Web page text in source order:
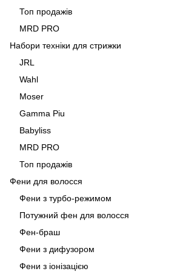
Топ продажів
MRD PRO
Набори техніки для стрижки
JRL
Wahl
Moser
Gamma Piu
Babyliss
MRD PRO
Топ продажів
Фени для волосся
Фени з турбо-режимом
Потужний фен для волосся
Фен-браш
Фени з дифузором
Фени з іонізацією